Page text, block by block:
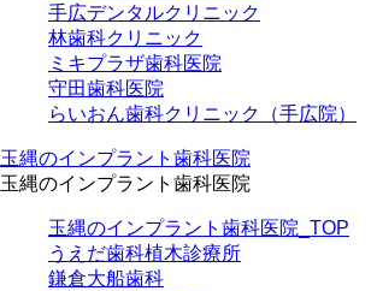
手広デンタルクリニック
林歯科クリニック
ミキプラザ歯科医院
守田歯科医院
らいおん歯科クリニック（手広院）
玉縄のインプラント歯科医院
玉縄のインプラント歯科医院
玉縄のインプラント歯科医院_TOP
うえだ歯科植木診療所
鎌倉大船歯科